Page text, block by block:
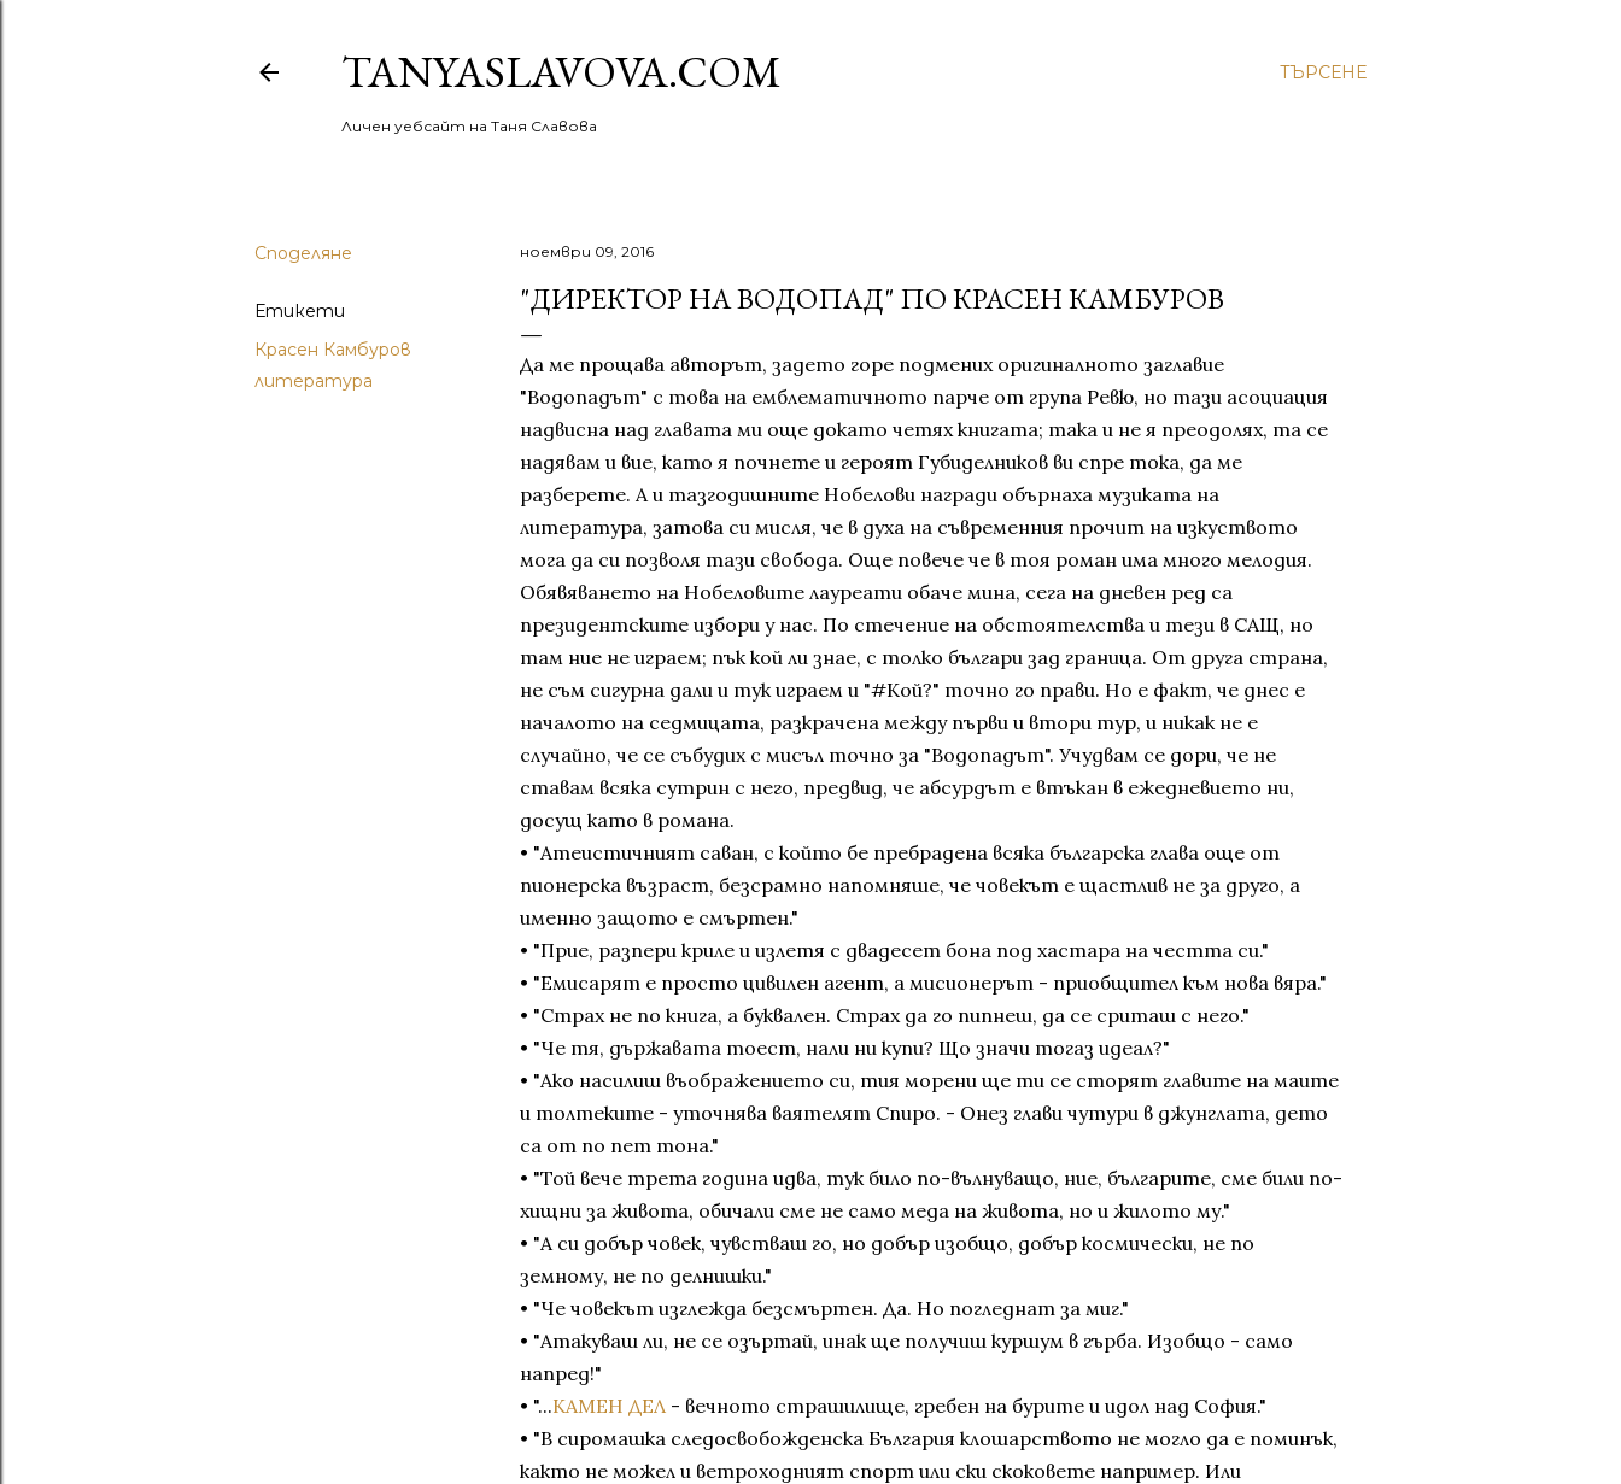
ТЪРСЕНЕ
TANYASLAVOVA.COM
Личен уебсайт на Таня Славова
Споделяне
Етикети
Красен Камбуров
литература
ноември 09, 2016
"ДИРЕКТОР НА ВОДОПАД" ПО КРАСЕН КАМБУРОВ
Да ме прощава авторът, задето горе подмених оригиналното заглавие
"Водопадът" с това на емблематичното парче от група Ревю, но тази асоциация
надвисна над главата ми още докато четях книгата; така и не я преодолях, та се
надявам и вие, като я почнете и героят Губиделников ви спре тока, да ме
разберете. А и тазгодишните Нобелови награди обърнаха музиката на
литература, затова си мисля, че в духа на съвременния прочит на изкуството
мога да си позволя тази свобода. Още повече че в тоя роман има много мелодия.
Обявяването на Нобеловите лауреати обаче мина, сега на дневен ред са
президентските избори у нас. По стечение на обстоятелства и тези в САЩ, но
там ние не играем; пък кой ли знае, с толко българи зад граница. От друга страна,
не съм сигурна дали и тук играем и "#Кой?" точно го прави. Но е факт, че днес е
началото на седмицата, разкрачена между първи и втори тур, и никак не е
случайно, че се събудих с мисъл точно за "Водопадът". Учудвам се дори, че не
ставам всяка сутрин с него, предвид, че абсурдът е втъкан в ежедневието ни,
досущ като в романа.
• "Атеистичният саван, с който бе пребрадена всяка българска глава още от
пионерска възраст, безсрамно напомняше, че човекът е щастлив не за друго, а
именно защото е смъртен."
• "Прие, разпери криле и излетя с двадесет бона под хастара на честта си."
• "Емисарят е просто цивилен агент, а мисионерът - приобщител към нова вяра."
• "Страх не по книга, а буквален. Страх да го пипнеш, да се сриташ с него."
• "Че тя, държавата тоест, нали ни купи? Що значи тогаз идеал?"
• "Ако насилиш въображението си, тия морени ще ти се сторят главите на маите
и толтеките - уточнява ваятелят Спиро. - Онез глави чутури в джунглата, дето
са от по пет тона."
• "Той вече трета година идва, тук било по-вълнуващо, ние, българите, сме били по-
хищни за живота, обичали сме не само меда на живота, но и жилото му."
• "А си добър човек, чувстваш го, но добър изобщо, добър космически, не по
земному, не по делнишки."
• "Че човекът изглежда безсмъртен. Да. Но погледнат за миг."
• "Атакуваш ли, не се озъртай, инак ще получиш куршум в гърба. Изобщо - само
напред!"
• "...КАМЕН ДЕЛ - вечното страшилище, гребен на бурите и идол над София."
• "В сиромашка следосвобожденска България клошарството не могло да е поминък,
както не можел и ветроходният спорт или ски скоковете например. Или